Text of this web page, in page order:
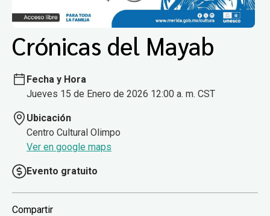
Crónicas del Mayab
Fecha y Hora
Jueves 15 de Enero de 2026 12:00 a. m. CST
Ubicación
Centro Cultural Olimpo
Ver en google maps
Evento gratuito
Compartir